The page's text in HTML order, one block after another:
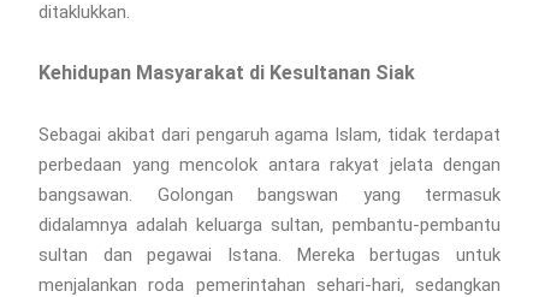
ditaklukkan.
Kehidupan Masyarakat di Kesultanan Siak
Sebagai akibat dari pengaruh agama Islam, tidak terdapat
perbedaan yang mencolok antara rakyat jelata dengan
bangsawan. Golongan bangswan yang termasuk
didalamnya adalah keluarga sultan, pembantu-pembantu
sultan dan pegawai Istana. Mereka bertugas untuk
menjalankan roda pemerintahan sehari-hari, sedangkan